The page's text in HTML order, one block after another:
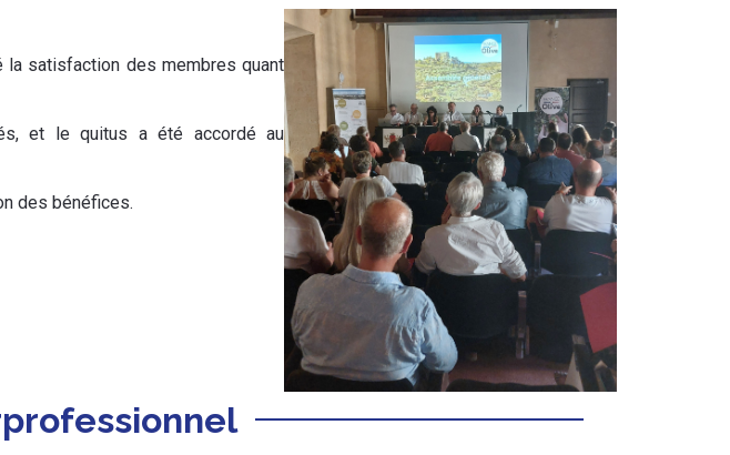
la satisfaction des membres quant
et le quitus a été accordé au
des bénéfices.